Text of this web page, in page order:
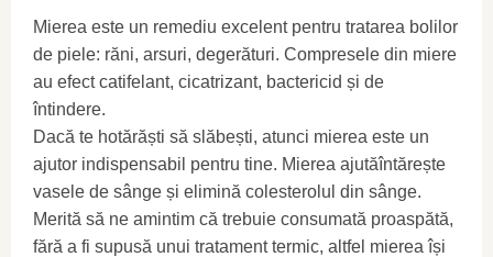
Mierea este un remediu excelent pentru tratarea bolilor
de piele: răni, arsuri, degerături. Compresele din miere
au efect catifelant, cicatrizant, bactericid și de
întindere.
Dacă te hotărăști să slăbești, atunci mierea este un
ajutor indispensabil pentru tine. Mierea ajutăîntărește
vasele de sânge și elimină colesterolul din sânge.
Merită să ne amintim că trebuie consumată proaspătă,
fără a fi supusă unui tratament termic, altfel mierea își